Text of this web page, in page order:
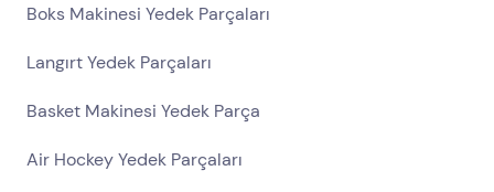
Boks Makinesi Yedek Parçaları
Langırt Yedek Parçaları
Basket Makinesi Yedek Parça
Air Hockey Yedek Parçaları